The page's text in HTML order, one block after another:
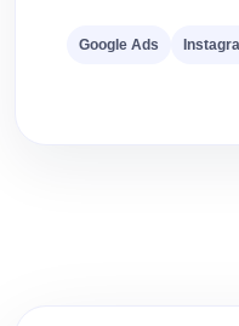
Google Ads